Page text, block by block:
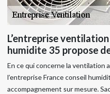
L’entreprise
humidite 35 propose
En ce qui concerne la ventilation
l’entreprise France conseil
accompagnement sur mesure.